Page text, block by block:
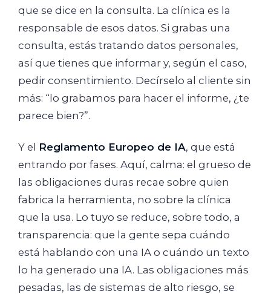
que se dice en la consulta. La clínica es la
responsable de esos datos. Si grabas una
consulta, estás tratando datos personales,
así que tienes que informar y, según el caso,
pedir consentimiento. Decírselo al cliente sin
más: “lo grabamos para hacer el informe, ¿te
parece bien?”.
Y el Reglamento Europeo de IA, que está
entrando por fases. Aquí, calma: el grueso de
las obligaciones duras recae sobre quien
fabrica la herramienta, no sobre la clínica
que la usa. Lo tuyo se reduce, sobre todo, a
transparencia: que la gente sepa cuándo
está hablando con una IA o cuándo un texto
lo ha generado una IA. Las obligaciones más
pesadas, las de sistemas de alto riesgo, se